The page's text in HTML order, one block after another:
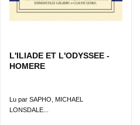
L'ILIADE ET L'ODYSSEE -
HOMERE
Lu par SAPHO, MICHAEL
LONSDALE...